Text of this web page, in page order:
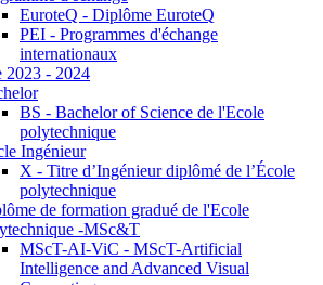
EuroteQ - Diplôme EuroteQ
PEI - Programmes d'échange
internationaux
2023 - 2024
BS - Bachelor of Science de l'Ecole
polytechnique
Ingénieur
X - Titre d’Ingénieur diplômé de l’École
polytechnique
de formation gradué de l'Ecole
-MSc&T
MScT-AI-ViC - MScT-Artificial
Intelligence and Advanced Visual